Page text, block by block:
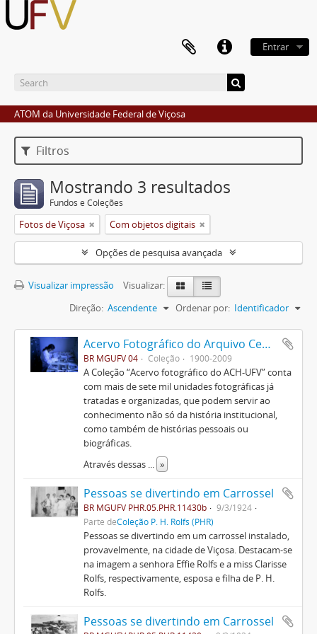
Entrar
ATOM da Universidade Federal de Viçosa
Filtros
Mostrando 3 resultados
Fundos e Coleções
Fotos de Viçosa Com objetos digitais
Opções de pesquisa avançada
Visualizar impressão
Visualizar:
Ordenar por: Identificador
Direção: Ascendente
Acervo Fotográfico do Arquivo Central Histórico da UFV
BR MGUFV 04 Coleção 1900-2009
A Coleção “Acervo fotográfico do ACH-UFV” conta
com mais de sete mil unidades fotográficas já
tratadas e organizadas, que podem servir ao
conhecimento não só da história institucional,
como também de histórias pessoais ou
biográficas.
Através dessas
»
Pessoas se divertindo em Carrossel
BR MGUFV PHR.05.PHR.11430b
9/3/1924
Parte deColeção P. H. Rolfs (PHR)
Pessoas se divertindo em um carrossel instalado,
provavelmente, na cidade de Viçosa. Destacam-se
na imagem a senhora Effie Rolfs e a miss Clarisse
Rolfs, respectivamente, esposa e filha de P. H.
Rolfs.
Pessoas se divertindo em Carrossel